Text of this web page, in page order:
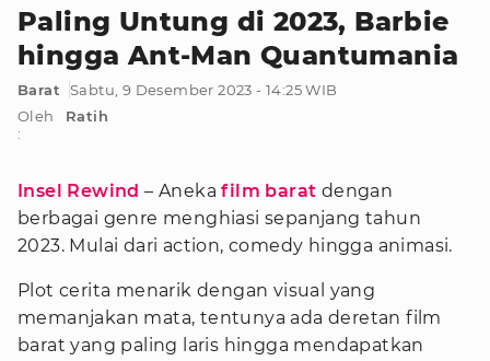
Paling Untung di 2023, Barbie
hingga Ant-Man Quantumania
Barat
Sabtu, 9 Desember 2023 - 14:25 WIB
Oleh
:
Ratih
Insel Rewind – Anekafilm barat dengan
berbagai genre menghiasi sepanjang tahun
2023. Mulai dari action, comedy hingga animasi.
Plot cerita menarik dengan visual yang
memanjakan mata, tentunya ada deretan film
barat yang paling laris hingga mendapatkan